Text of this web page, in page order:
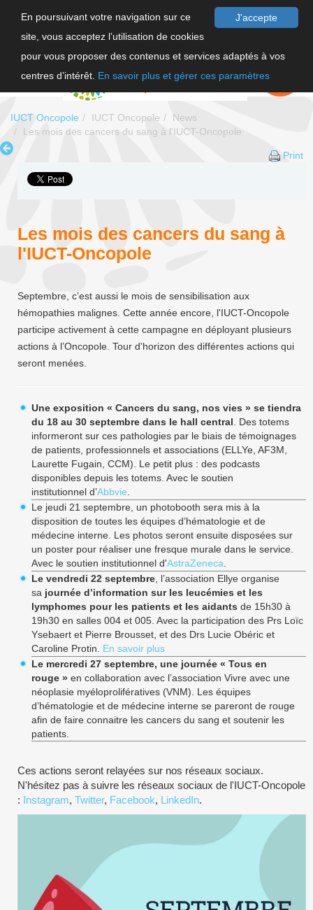
J'accepte
En poursuivant votre navigation sur ce
site, vous acceptez l’utilisation de cookies
pour vous proposer des contenus et services adaptés à vos
centres d’intérêt. En savoir plus et gérer ces paramètres
FAIRE UN
DON
IUCT Oncopole IUCT Oncopole
News
Les mois des cancers du sang à l'IUCT-Oncopole
Print
Les mois des cancers du sang à
l'IUCT-Oncopole
Septembre, c’est aussi le mois de sensibilisation aux
hémopathies malignes. Cette année encore, l'IUCT-Oncopole
participe activement à cette campagne en déployant plusieurs
actions à l’Oncopole. Tour d'horizon des différentes actions qui
seront menées.
Une exposition « Cancers du sang, nos vies » se tiendra
du 18 au 30 septembre dans le hall central . Des totems
informeront sur ces pathologies par le biais de témoignages
de patients, professionnels et associations (ELLYe, AF3M,
Laurette Fugain, CCM). Le petit plus : des podcasts
disponibles depuis les totems. Avec le soutien
institutionnel d’Abbvie
Le jeudi 21 septembre, un photobooth sera mis à la
disposition de toutes les équipes d’hématologie et de
médecine interne. Les photos seront ensuite disposées sur
un poster pour réaliser une fresque murale dans le service.
Avec le soutien institutionnel d'AstraZeneca
Le vendredi 22 septembre , l’association Ellye organise
sa journée d’information sur les leucémies et les
lymphomes pour les patients et les aidants de 15h30 à
19h30 en salles 004 et 005. Avec la participation des Prs Loïc
Ysebaert et Pierre Brousset, et des Drs Lucie Obéric et
Caroline Protin. En savoir plus
Le mercredi 27 septembre, une journée « Tous en
rouge » en collaboration avec l’association Vivre avec une
néoplasie myéloprolifératives (VNM). Les équipes
d’hématologie et de médecine interne se pareront de rouge
afin de faire connaitre les cancers du sang et soutenir les
patients.
Ces actions seront relayées sur nos réseaux sociaux.
N'hésitez pas à suivre les réseaux sociaux de l'IUCT-Oncopole
: Instagram, Twitter, Facebook, LinkedIn.